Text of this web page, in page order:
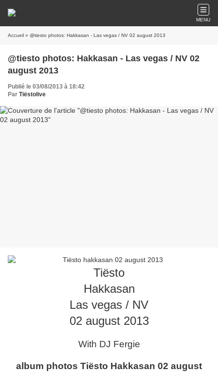
MENU
Accueil » @tiesto photos: Hakkasan - Las vegas / NV 02 august 2013
@tiesto photos: Hakkasan - Las vegas / NV 02
august 2013
Publié le 03/08/2013 à 18:42
Par Tiëstolive
Tiësto
Hakkasan
Las vegas / NV
02 august 2013
With DJ Fergie
album photos Tiësto Hakkasan 02 august